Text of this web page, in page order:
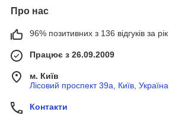
Про нас
96% позитивних з 136 відгуків за рік
Працює з 26.09.2009
м. Київ
Лісовий проспект 39а, Київ, Україна
Контакти